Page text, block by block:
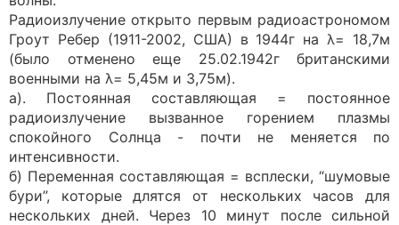
Радиоизлучение открыто первым радиоастрономом
Гроут Ребер (1911-2002, США) в 1944г на λ= 18,7м
(было отменено еще 25.02.1942г британскими
военными на λ= 5,45м и 3,75м).
а). Постоянная составляющая = постоянное
радиоизлучение вызванное горением плазмы
спокойного Солнца - почти не меняется по
интенсивности.
б) Переменная составляющая = всплески, “шумовые
бури”, которые длятся от нескольких часов для
нескольких дней. Через 10 минут после сильной